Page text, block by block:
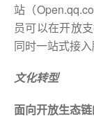
站（
员可以在开放
同时一站式接
文化转型
面向开放生态